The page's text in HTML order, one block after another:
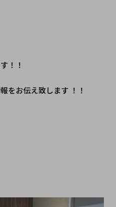
！！
をお伝え致します ！！